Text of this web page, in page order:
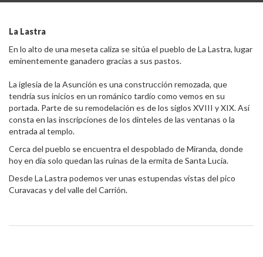
La Lastra
En lo alto de una meseta caliza se sitúa el pueblo de La Lastra, lugar
eminentemente ganadero gracias a sus pastos.
La iglesia de la Asunción es una construcción remozada, que
tendría sus inicios en un románico tardío como vemos en su
portada. Parte de su remodelación es de los siglos XVIII y XIX. Así
consta en las inscripciones de los dinteles de las ventanas o la
entrada al templo.
Cerca del pueblo se encuentra el despoblado de Miranda, donde
hoy en día solo quedan las ruinas de la ermita de Santa Lucía.
Desde La Lastra podemos ver unas estupendas vistas del pico
Curavacas y del valle del Carrión.